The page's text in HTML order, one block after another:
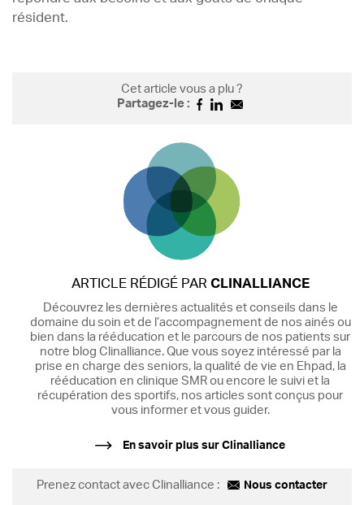
résident.
Cet article vous a plu ?
Partagez-le :
ARTICLE RÉDIGÉ PAR CLINALLIANCE
Découvrez les dernières actualités et conseils dans le
domaine du soin et de l’accompagnement de nos ainés ou
bien dans la rééducation et le parcours de nos patients sur
notre blog Clinalliance. Que vous soyez intéressé par la
prise en charge des seniors, la qualité de vie en Ehpad, la
rééducation en clinique SMR ou encore le suivi et la
récupération des sportifs, nos articles sont conçus pour
vous informer et vous guider.
En savoir plus sur Clinalliance
Prenez contact avec Clinalliance : Nous contacter